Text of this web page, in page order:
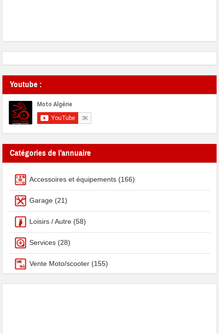
Youtube :
Catégories de l'annuaire
Accessoires et équipements (166)
Garage (21)
Loisirs / Autre (58)
Services (28)
Vente Moto/scooter (155)